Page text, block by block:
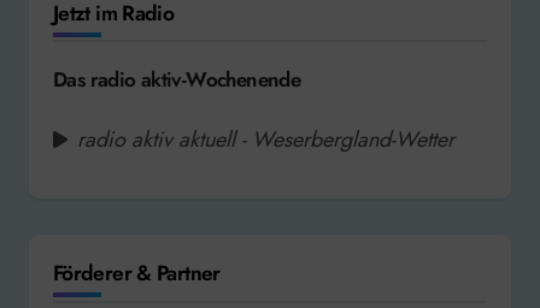
Jetzt im Radio
Das radio aktiv-Wochenende
radio aktiv aktuell - Weserbergland-Wetter
Förderer & Partner